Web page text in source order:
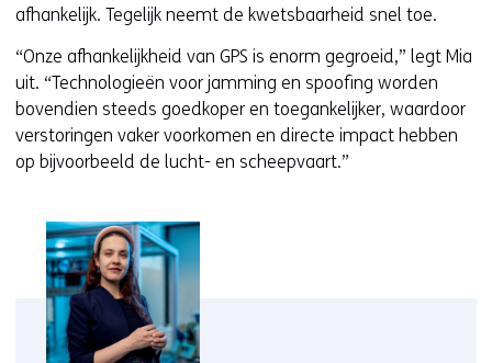
afhankelijk. Tegelijk neemt de kwetsbaarheid snel toe.
“Onze afhankelijkheid van GPS is enorm gegroeid,” legt Mia
uit. “Technologieën voor jamming en spoofing worden
bovendien steeds goedkoper en toegankelijker, waardoor
verstoringen vaker voorkomen en directe impact hebben
op bijvoorbeeld de lucht- en scheepvaart.”